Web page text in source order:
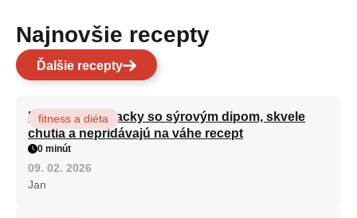
Najnovšie recepty
Ďalšie recepty
Brokolicové placky so sýrovým dipom, skvele
chutia a nepridávajú na váhe recept
fitness a diéta
0 minút
09. 02. 2026
Jan